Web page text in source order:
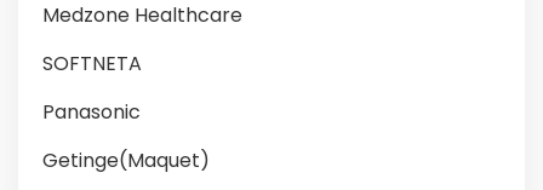
Medzone Healthcare
SOFTNETA
Panasonic
Getinge(Maquet)